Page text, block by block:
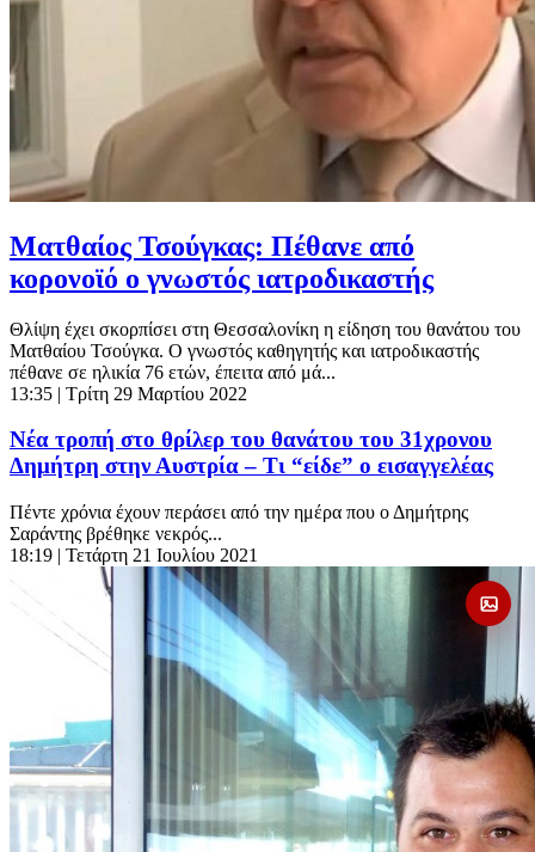
Ματθαίος Τσούγκας: Πέθανε από
κορονοϊό ο γνωστός ιατροδικαστής
Θλίψη έχει σκορπίσει στη Θεσσαλονίκη η είδηση του θανάτου του
Ματθαίου Τσούγκα. Ο γνωστός καθηγητής και ιατροδικαστής
πέθανε σε ηλικία 76 ετών, έπειτα από μά...
13:35 | Τρίτη 29 Μαρτίου 2022
Νέα τροπή στο θρίλερ του θανάτου του 31χρονου
Δημήτρη στην Αυστρία – Τι “είδε” ο εισαγγελέας
Πέντε χρόνια έχουν περάσει από την ημέρα που ο Δημήτρης
Σαράντης βρέθηκε νεκρός...
18:19 | Τετάρτη 21 Ιουλίου 2021